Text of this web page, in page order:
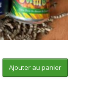
Ajouter au panier